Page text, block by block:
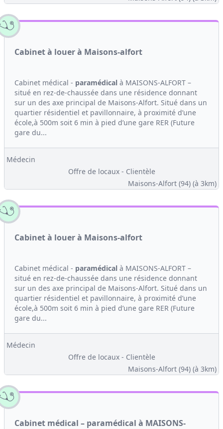
Cabinet à louer à Maisons-alfort
Cabinet médical - paramédical à MAISONS-ALFORT –
situé en rez-de-chaussée dans une résidence donnant
sur un des axe principal de Maisons-Alfort. Situé dans un
quartier résidentiel et pavillonnaire, à proximité d’une
école,à 500m soit 6 min à pied d’une gare RER (Future
gare du...
Médecin
Offre de locaux - Clientèle
Maisons-Alfort (94) (à 3km)
Cabinet à louer à Maisons-alfort
Cabinet médical - paramédical à MAISONS-ALFORT –
situé en rez-de-chaussée dans une résidence donnant
sur un des axe principal de Maisons-Alfort. Situé dans un
quartier résidentiel et pavillonnaire, à proximité d’une
école,à 500m soit 6 min à pied d’une gare RER (Future
gare du...
Médecin
Offre de locaux - Clientèle
Maisons-Alfort (94) (à 3km)
Cabinet médical – paramédical à MAISONS-